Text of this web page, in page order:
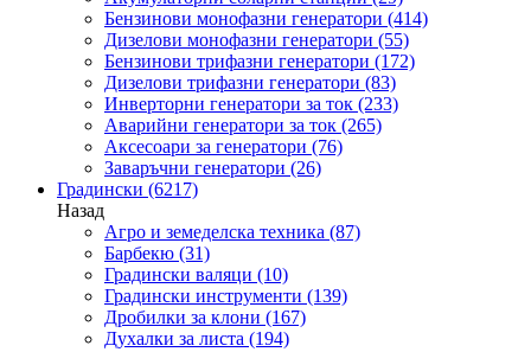
Бензинови монофазни генератори (414)
Дизелови монофазни генератори (55)
Бензинови трифазни генератори (172)
Дизелови трифазни генератори (83)
Инверторни генератори за ток (233)
Аварийни генератори за ток (265)
Аксесоари за генератори (76)
Заваръчни генератори (26)
Градински (6217)
Назад
Агро и земеделска техника (87)
Барбекю (31)
Градински валяци (10)
Градински инструменти (139)
Дробилки за клони (167)
Духалки за листа (194)